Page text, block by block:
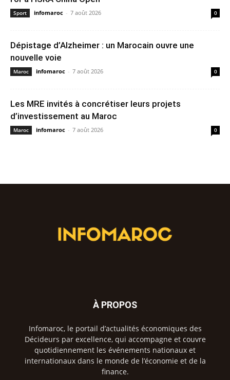
Sport infomaroc - 7 août 2026 0
Dépistage d’Alzheimer : un Marocain ouvre une
nouvelle voie
Maroc infomaroc - 7 août 2026 0
Les MRE invités à concrétiser leurs projets
d’investissement au Maroc
Maroc infomaroc - 7 août 2026 0
À PROPOS
Infomaroc, le portail d’actualités économiques des
Décideurs par excellence, qui accompagne et couvre
quotidiennement les événements nationaux et
internationaux dans le monde de l’économie et de la
finance.